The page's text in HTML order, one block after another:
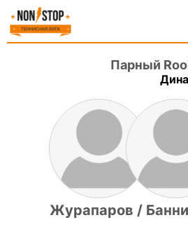
Парный
Журапаров /